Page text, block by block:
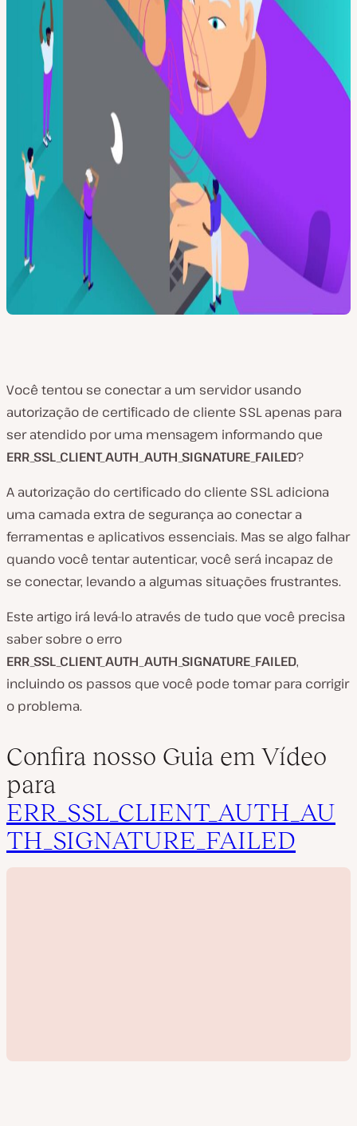
Você tentou se conectar a um servidor usando
autorização de certificado de cliente SSL apenas para
ser atendido por uma mensagem informando que
ERR_SSL_CLIENT_AUTH_AUTH_SIGNATURE_FAILED?
A autorização do certificado do cliente SSL adiciona
uma camada extra de segurança ao conectar a
ferramentas e aplicativos essenciais. Mas se algo falhar
quando você tentar autenticar, você será incapaz de
se conectar, levando a algumas situações frustrantes.
Este artigo irá levá-lo através de tudo que você precisa
saber sobre o erro
ERR_SSL_CLIENT_AUTH_AUTH_SIGNATURE_FAILED,
incluindo os passos que você pode tomar para corrigir
o problema.
Confira nosso Guia em Vídeo
para
ERR_SSL_CLIENT_AUTH_AU
TH_SIGNATURE_FAILED